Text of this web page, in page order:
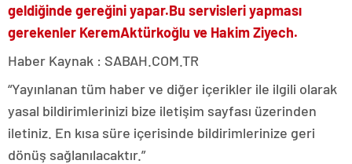
geldiğinde gereğini yapar.Bu servisleri yapması
gerekenler KeremAktürkoğlu ve Hakim Ziyech.
Haber Kaynak : SABAH.COM.TR
“Yayınlanan tüm haber ve diğer içerikler ile ilgili olarak
yasal bildirimlerinizi bize iletişim sayfası üzerinden
iletiniz. En kısa süre içerisinde bildirimlerinize geri
dönüş sağlanılacaktır.”